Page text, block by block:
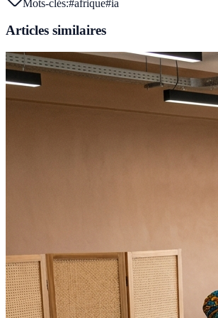
Mots-clés:#afrique#ia
Articles similaires